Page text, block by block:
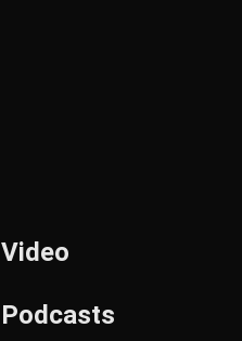
Video
Podcasts